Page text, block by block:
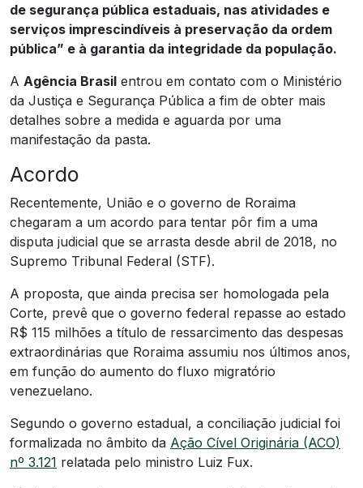
de segurança pública estaduais, nas atividades e
serviços imprescindíveis à preservação da ordem
pública” e à garantia da integridade da população.
A Agência Brasil entrou em contato com o Ministério
da Justiça e Segurança Pública a fim de obter mais
detalhes sobre a medida e aguarda por uma
manifestação da pasta.
Acordo
Recentemente, União e o governo de Roraima
chegaram a um acordo para tentar pôr fim a uma
disputa judicial que se arrasta desde abril de 2018, no
Supremo Tribunal Federal (STF).
A proposta, que ainda precisa ser homologada pela
Corte, prevê que o governo federal repasse ao estado
R$ 115 milhões a título de ressarcimento das despesas
extraordinárias que Roraima assumiu nos últimos anos,
em função do aumento do fluxo migratório
venezuelano.
Segundo o governo estadual, a conciliação judicial foi
formalizada no âmbito da Ação Cível Originária (ACO)
nº 3.121 relatada pelo ministro Luiz Fux.